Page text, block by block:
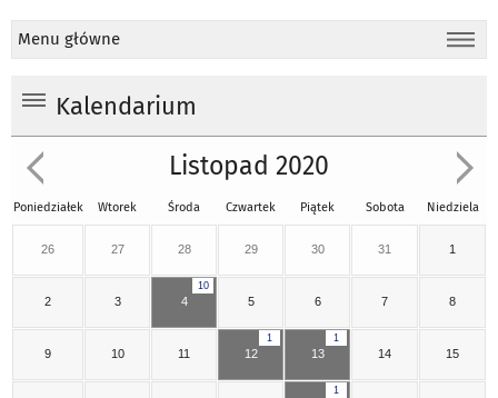
Menu główne
Kalendarium
Listopad 2020
Poniedziałek Wtorek Środa Czwartek Piątek Sobota Niedziela
26 27 28 29 30 31 1
2 3
10
4 5 6 7 8
9 10 11
1
12
1
13 14 15
1